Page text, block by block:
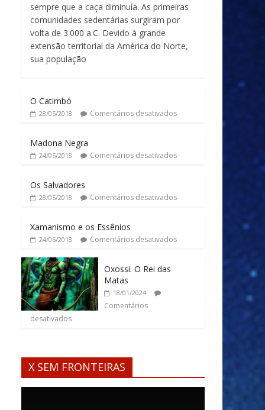
sempre que a caça diminuía. As primeiras
comunidades sedentárias surgiram por
volta de 3.000 a.C. Devido à grande
extensão territorial da América do Norte,
sua população
O Catimbó
28/05/2018 Comentários desativados
Madona Negra
24/05/2018 Comentários desativados
Os Salvadores
28/05/2018 Comentários desativados
Xamanismo e os Essênios
24/05/2018 Comentários desativados
Oxossi. O Rei das
Matas
18/01/2024
Comentários
desativados
X SEM FRONTEIRAS